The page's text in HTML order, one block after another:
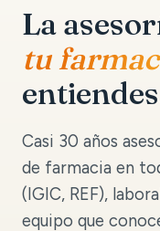
La
tu
Casi 30 años
de farmacia en
(IGIC, REF),
equipo que